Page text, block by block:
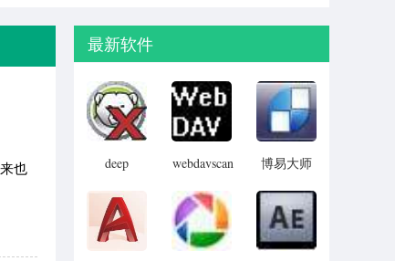
也
最新软件
deep
password
remover(冰
点还原密
码清除器)
webdavscan
(web漏洞
扫描软件)
博易大师